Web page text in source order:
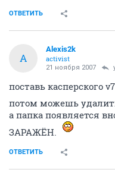
ОТВЕТИТЬ
A
Alexis2k
activist
21 ноября 2007
поставь касперского
потом можешь
а папка появляется
ЗАРАЖЁН.
ОТВЕТИТЬ